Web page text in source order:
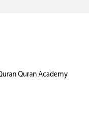
Quran Academy